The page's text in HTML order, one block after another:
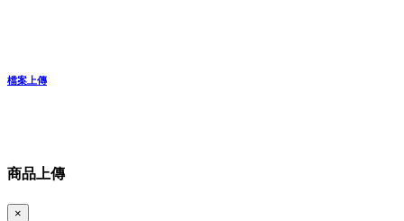
檔案上傳
商品上傳
×